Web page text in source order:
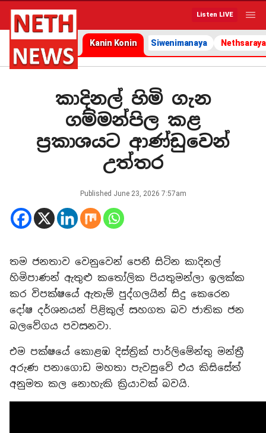
Listen LIVE
Kanin Konin Siwenimanaya Nethsaraya
කාදිනල් හිමි ගැන
ගම්මන්පිල කළ
ප්‍රකාශයට ආණ්ඩුවෙන්
උත්තර
Published June 23, 2026 7:57am
තම ජනතාව වෙනුවෙන් පෙනී සිටින කාදිනල්
හිමිපාණන් ඇතුළු කතෝලික පියතුමන්ලා ඉලක්ක
කර විපක්ෂයේ ඇතැම් පුද්ගලයින් සිදු කෙරෙන
දෝෂ දර්ශනයන් පිළිකුල් සහගත බව ජාතික ජන
බලවේගය පවසනවා.
එම පක්ෂයේ කොළඹ දිස්ත්‍රික් පාර්ලිමේන්තු මන්ත්‍රී
අරුණ පනාගොඩ මහතා පැවසුවේ එය කිසිසේත්
අනුමත කල නොහැකි ක්‍රියාවක් බවයි.